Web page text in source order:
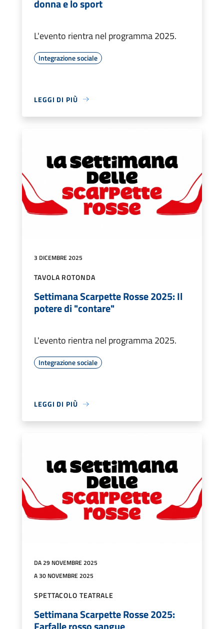
donna e lo sport
L'evento rientra nel programma 2025.
Integrazione sociale
LEGGI DI PIÙ
3 DICEMBRE 2025
TAVOLA ROTONDA
Settimana Scarpette Rosse 2025: Il
potere di "contare"
L'evento rientra nel programma 2025.
Integrazione sociale
LEGGI DI PIÙ
DA 29 NOVEMBRE 2025
A 30 NOVEMBRE 2025
SPETTACOLO TEATRALE
Settimana Scarpette Rosse 2025: